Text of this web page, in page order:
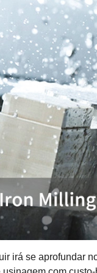
irá se aprofundar